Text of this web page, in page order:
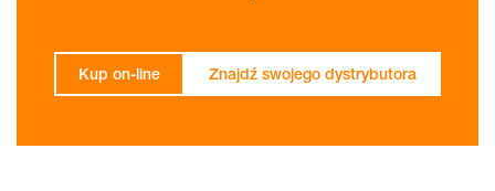
Kup on-line Znajdź swojego dystrybutora